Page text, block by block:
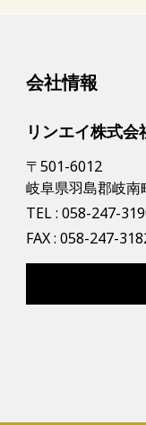
会社情報
リンエイ株式会
〒501-6012
岐阜県羽島郡岐
TEL : 058-247-
FAX : 058-247-